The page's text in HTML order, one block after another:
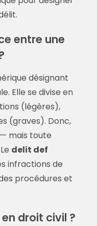
entre une
désignant
Elle se divise en
(légères),
(graves). Donc,
mais toute
delit def
infractions de
procédures et
droit civil ?